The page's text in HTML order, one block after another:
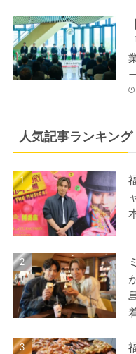
人気記事ランキング